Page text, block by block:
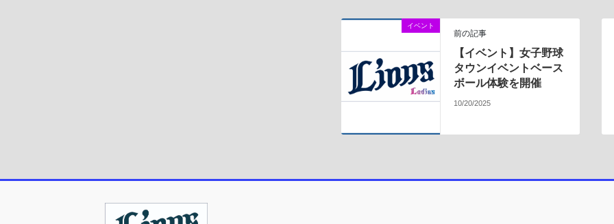
イベント
前の記事
【イベント】女子野球
タウンイベントベース
ボール体験を開催
10/20/2025